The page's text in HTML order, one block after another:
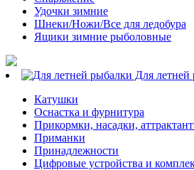
Удочки зимние
Шнеки/Ножи/Все для ледобура
Ящики зимние рыболовные
Для летней
Катушки
Оснастка и фурнитура
Прикормки, насадки,
Приманки
Принадлежности
Цифровые устройства и